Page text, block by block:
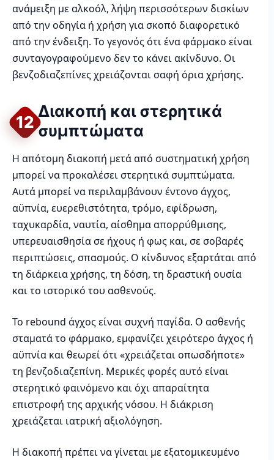
ανάμειξη με αλκοόλ, λήψη περισσότερων δισκίων
από την οδηγία ή χρήση για σκοπό διαφορετικό
από την ένδειξη. Το γεγονός ότι ένα φάρμακο είναι
συνταγογραφούμενο δεν το κάνει ακίνδυνο. Οι
βενζοδιαζεπίνες χρειάζονται σαφή όρια χρήσης.
12
Διακοπή και στερητικά
συμπτώματα
Η απότομη διακοπή μετά από συστηματική χρήση
μπορεί να προκαλέσει στερητικά συμπτώματα.
Αυτά μπορεί να περιλαμβάνουν έντονο άγχος,
αϋπνία, ευερεθιστότητα, τρόμο, εφίδρωση,
ταχυκαρδία, ναυτία, αίσθημα απορρύθμισης,
υπερευαισθησία σε ήχους ή φως και, σε σοβαρές
περιπτώσεις, σπασμούς. Ο κίνδυνος εξαρτάται από
τη διάρκεια χρήσης, τη δόση, τη δραστική ουσία
και το ιστορικό του ασθενούς.
Το rebound άγχος είναι συχνή παγίδα. Ο ασθενής
σταματά το φάρμακο, εμφανίζει χειρότερο άγχος ή
αϋπνία και θεωρεί ότι «χρειάζεται οπωσδήποτε»
τη βενζοδιαζεπίνη. Μερικές φορές αυτό είναι
στερητικό φαινόμενο και όχι απαραίτητα
επιστροφή της αρχικής νόσου. Η διάκριση
χρειάζεται ιατρική αξιολόγηση.
Η διακοπή πρέπει να γίνεται με εξατομικευμένο